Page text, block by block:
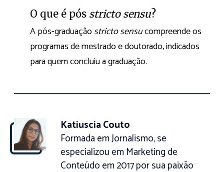
O que é pós stricto sensu?
A pós-graduaçãostricto sensucompreende os
programas de mestrado e doutorado, indicados
para quem concluiu a graduação.
Katiuscia Couto
Formada em Jornalismo, se
especializou em Marketing de
Conteúdo em 2017 por sua paixão